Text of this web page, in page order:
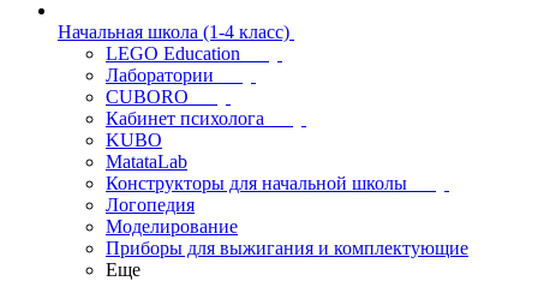
Начальная школа (1-4 класс)
LEGO Education
Лаборатории
CUBORO
Кабинет психолога
KUBO
MatataLab
Конструкторы для начальной школы
Логопедия
Моделирование
Приборы для выжигания и комплектующие
Еще